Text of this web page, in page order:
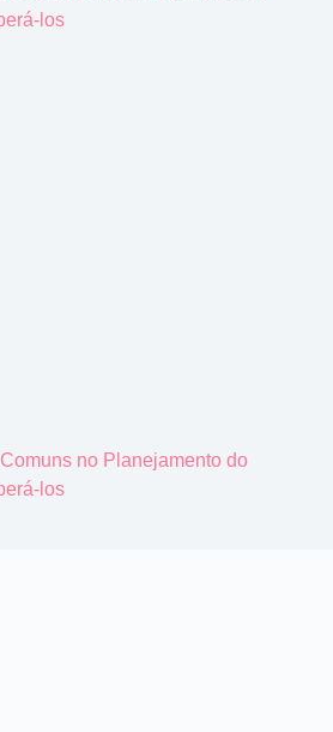
no Planejamento do
los